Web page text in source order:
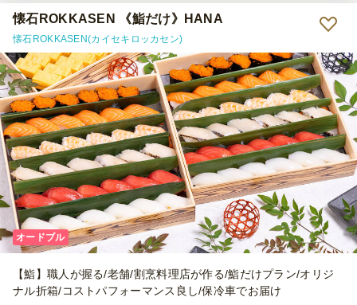
懐石ROKKASEN 《鮨だけ》HANA
懐石ROKKASEN(カイセキロッカセン)
オードブル
【鮨】職人が握る/老舗/割烹料理店が作る/鮨だけプラン/オリジ
ナル折箱/コストパフォーマンス良し/保冷車でお届け